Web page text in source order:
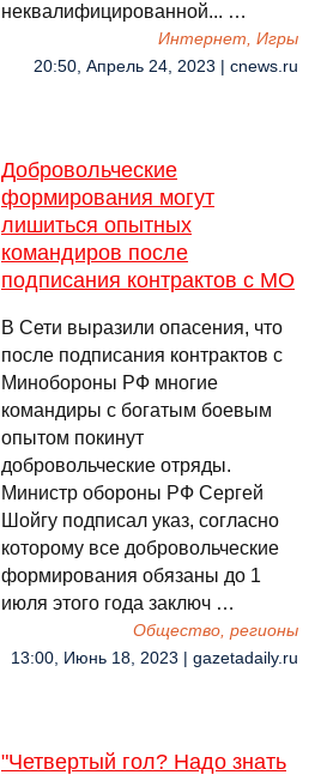
неквалифицированной... …
Интернет, Игры
20:50, Апрель 24, 2023 | cnews.ru
Добровольческие
формирования могут
лишиться опытных
командиров после
подписания контрактов с МО
В Сети выразили опасения, что
после подписания контрактов с
Минобороны РФ многие
командиры с богатым боевым
опытом покинут
добровольческие отряды.
Министр обороны РФ Сергей
Шойгу подписал указ, согласно
которому все добровольческие
формирования обязаны до 1
июля этого года заключ …
Общество, регионы
13:00, Июнь 18, 2023 | gazetadaily.ru
"Четвертый гол? Надо знать